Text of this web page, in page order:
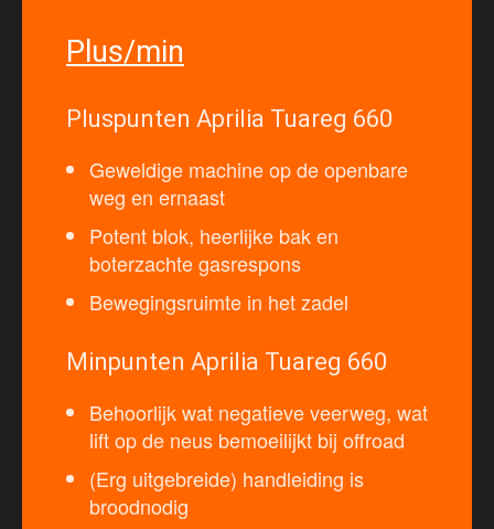
Plus/min
Pluspunten Aprilia Tuareg 660
Geweldige machine op de openbare
weg en ernaast
Potent blok, heerlijke bak en
boterzachte gasrespons
Bewegingsruimte in het zadel
Minpunten Aprilia Tuareg 660
Behoorlijk wat negatieve veerweg, wat
lift op de neus bemoeilijkt bij offroad
(Erg uitgebreide) handleiding is
broodnodig